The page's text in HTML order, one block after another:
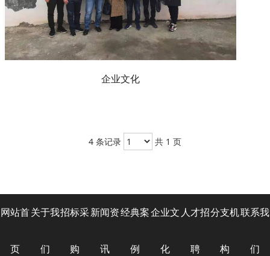
企业文化
4 条记录 共 1 页
网站首
页
关于我
们
招标采
购
新闻资
讯
经典案
例
企业文
化
人才招
聘
分支机
构
联系我
们